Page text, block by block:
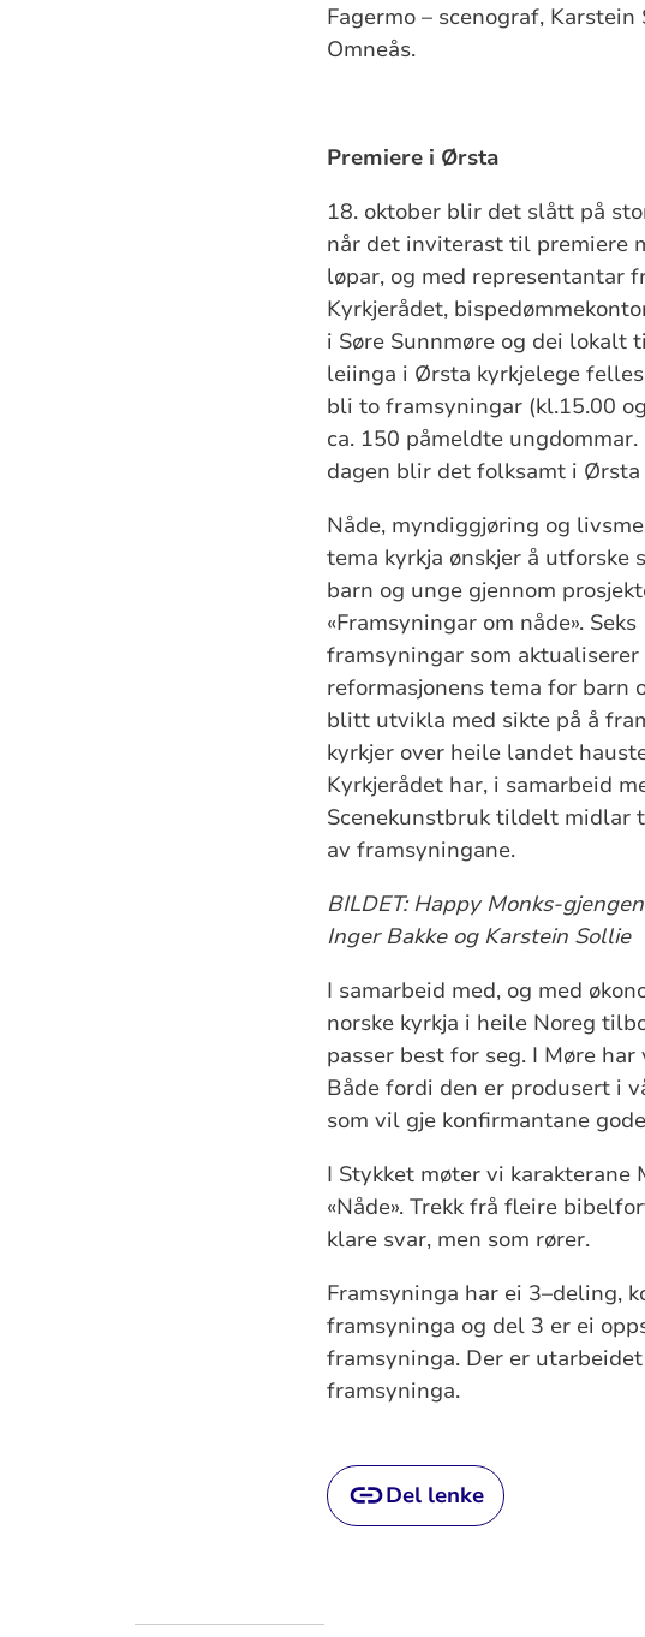
Fagermo – scenograf,
Omneås.
Premiere i Ørsta
18. oktober blir det slått på
når det inviterast til premiere
løpar, og med representantar
Kyrkjerådet,
i Søre Sunnmøre og dei lokalt
leiinga i Ørsta kyrkjelege
bli to framsyningar (kl.15.00
ca. 150 påmeldte ungdommar.
dagen blir det folksamt i Ørsta
Nåde, myndiggjøring og
tema kyrkja ønskjer å utforske
barn og unge gjennom
«Framsyningar om nåde». Seks
framsyningar som aktualiserer
reformasjonens tema for barn
blitt utvikla med sikte på å
kyrkjer over heile landet
Kyrkjerådet har, i samarbeid
Scenekunstbruk tildelt midlar
av framsyningane.
BILDET: Happy Monks-
Inger Bakke og Karstein Sollie
I samarbeid med, og med
norske kyrkja i heile Noreg
passer best for seg. I Møre
Både fordi den er produsert i
som vil gje konfirmantane
I Stykket møter vi
«Nåde». Trekk frå fleire
klare svar, men som rører.
Framsyninga har ei 3–deling,
framsyninga og del 3 er ei
framsyninga. Der er
framsyninga.
Del lenke